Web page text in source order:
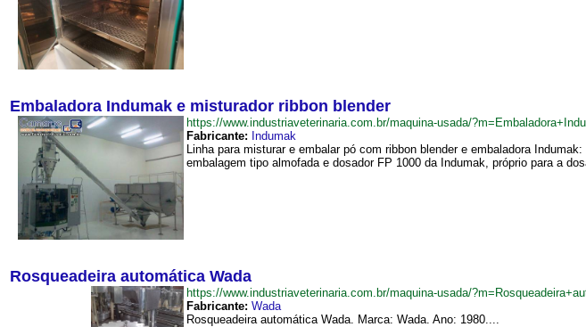
Embaladora Indumak e misturador ribbon blender
https://www.industriaveterinaria.com.br/maquina-usada/
Fabricante: Indumak
Linha para misturar e embalar pó com ribbon blender e embaladora
embalagem tipo almofada e dosador FP 1000 da Indumak, próprio para a
Rosqueadeira automática Wada
https://www.industriaveterinaria.com.br/maquina-usada/
Fabricante: Wada
Rosqueadeira automática Wada. Marca: Wada. Ano: 1980....